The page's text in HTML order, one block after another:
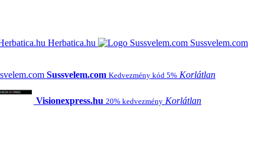
Herbatica.hu
Sussvelem.com
Sussvelem.com Kedvezmény kód 5% Korlátlan
Visionexpress.hu 20% kedvezmény Korlátlan